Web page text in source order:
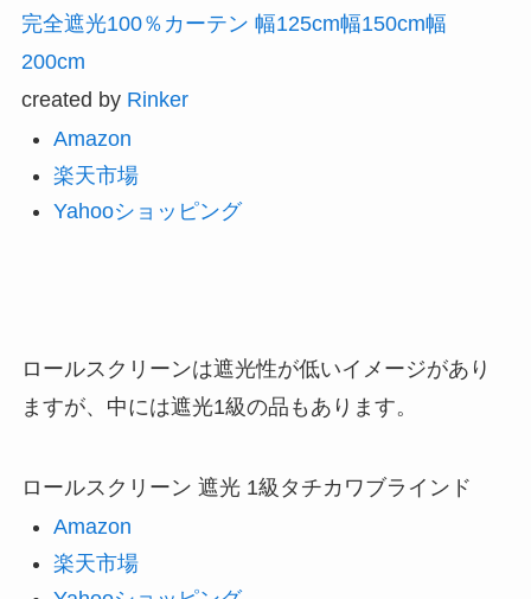
完全遮光100％カーテン 幅125cm幅150cm幅
200cm
created by Rinker
Amazon
楽天市場
Yahooショッピング
ロールスクリーンは遮光性が低いイメージがあり
ますが、中には遮光1級の品もあります。
ロールスクリーン 遮光 1級タチカワブラインド
Amazon
楽天市場